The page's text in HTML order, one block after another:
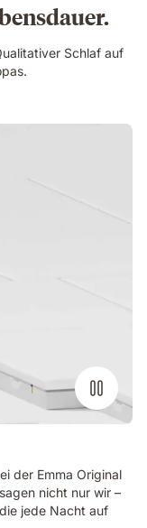
Schlaf auf
der Emma Original
nicht nur wir –
jede Nacht auf